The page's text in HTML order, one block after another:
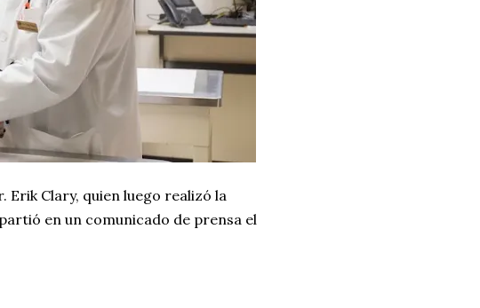
Erik Clary, quien luego realizó la
en un comunicado de prensa el